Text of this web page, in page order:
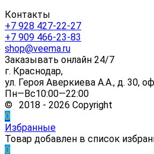
Контакты
+7 928 427-22-27
+7 909 466-23-83
shop@veema.ru
Заказывать онлайн 24/7
г. Краснодар,
ул. Героя Аверкиева А.А., д. 30,
Пн—Вс10:00—22:00
© 2018 - 2026 Copyright
0
Избранные
Товар добавлен в список
0